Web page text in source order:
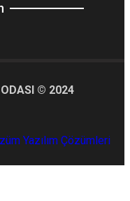
ODASI © 2024